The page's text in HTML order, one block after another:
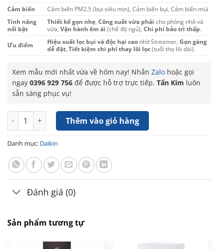
Cảm biến
Cảm biến PM2.5 (bụi siêu mịn), Cảm biến bụi, Cảm biến mùi
Tính năng
nổi bật
Thiết kế gọn nhẹ, Công suất vừa phải cho phòng nhỏ và
vừa, Vận hành êm ái (chế độ ngủ), Chi phí bảo trì thấp.
Ưu điểm Hiệu suất lọc bụi và độc hại caonhờ Streamer, Gọn gàng
dễ đặt, Tiết kiệm chi phí thay lõi lọc(tuổi thọ lõi dài).
Xem mẫu mới nhất vừa về hôm nay! Nhắn Zalo hoặc gọi
ngay 0396 929 756 để được hỗ trợ trực tiếp. Tấn Kim luôn
sẵn sàng phục vụ!
Máy lọc không khí Daikin MC40UVM6-7 số lượng
Thêm vào giỏ hàng
Danh mục: Daikin
Đánh giá (0)
Sản phẩm tương tự